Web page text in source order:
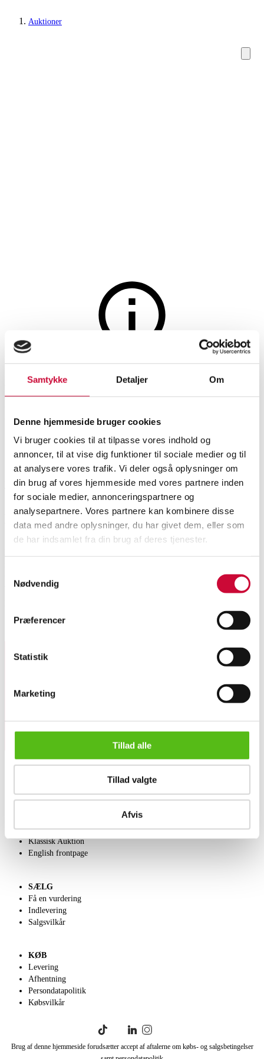
Samtykke Detaljer Om
Denne hjemmeside bruger cookies
Vi bruger cookies til at tilpasse vores indhold og
annoncer, til at vise dig funktioner til sociale medier og til
at analysere vores trafik. Vi deler også oplysninger om
din brug af vores hjemmeside med vores partnere inden
for sociale medier, annonceringspartnere og
analysepartnere. Vores partnere kan kombinere disse
data med andre oplysninger, du har givet dem, eller som
de har indsamlet fra din brug af deres tjenester.
Nødvendig
Præferencer
Statistik
Marketing
Tillad alle
Tillad valgte
Afvis
Auktioner
Lænestole
Auktionen er afsluttet
Hans J. Wegner: Højrygget
lænestol, model GE-375
SHOWROOM
Hørsholm
VURDERING
DKK 5.000
VARENUMMER
6527943
Beskrivelse
to hynder. Formgivet i 1969. Fremstillet hos Getama, Gedsted med
brændstempel herfra. H. 96 cm, SH 32 cm. Fremstår med brugsspor og
OM OS
Velgørenhed
Klassisk Auktion
English frontpage
SÆLG
Få en vurdering
Indlevering
Salgsvilkår
KØB
Levering
Afhentning
Persondatapolitik
Købsvilkår
Brug af denne hjemmeside forudsætter accept af aftalerne om købs- og salgsbetingelser